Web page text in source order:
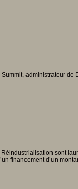
administrateur
financement d’un